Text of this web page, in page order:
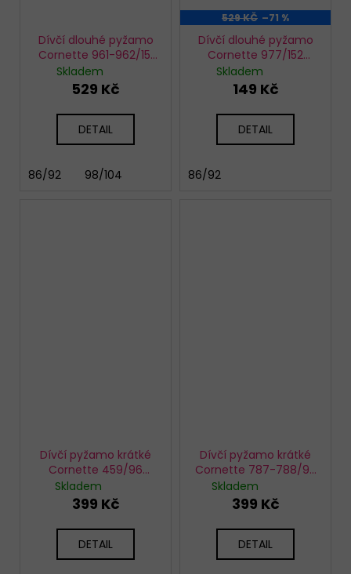
Dívčí dlouhé pyžamo
Cornette 961-962/151
Rabbits
Skladem
529 Kč
DETAIL
86/92 98/104
529 KČ –71 %
Dívčí dlouhé pyžamo
Cornette 977/152
Doggie
Skladem
149 Kč
DETAIL
86/92
Dívčí pyžamo krátké
Cornette 459/96
Unicorn
Skladem
399 Kč
DETAIL
Dívčí pyžamo krátké
Cornette 787-788/93
Caribbean
Skladem
399 Kč
DETAIL